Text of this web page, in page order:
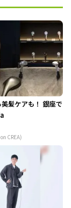
髪ケアも！ 銀座で
CREA)